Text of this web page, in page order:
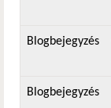
Blogbejegyzés
Blogbejegyzés